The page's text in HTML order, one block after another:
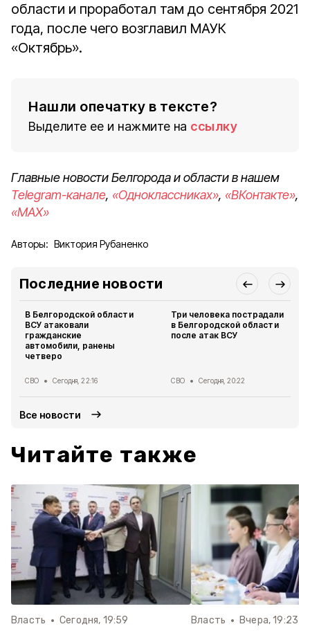
области и проработал там до сентября 2021
года, после чего возглавил МАУК
«Октябрь».
Нашли опечатку в тексте?
Выделите ее и нажмите на ссылку
Главные новости Белгорода и области в нашем
Telegram-канале, «Одноклассниках», «ВКонтакте»,
«MAX»
Авторы: Виктория Рубаненко
Последние новости
В Белгородской области
ВСУ атаковали
гражданские
автомобили, ранены
четверо
СВО Сегодня, 22:16
Три человека пострадали
в Белгородской области
после атак ВСУ
СВО Сегодня, 20:22
Все новости
Читайте также
Власть Сегодня, 19:59 Власть Вчера, 19:23